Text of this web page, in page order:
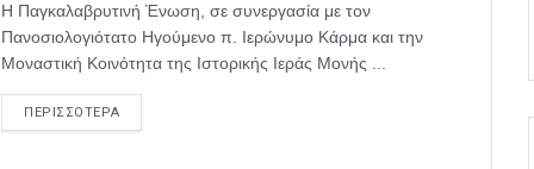
Η Παγκαλαβρυτινή Ένωση, σε συνεργασία με τον
Πανοσιολογιότατο Ηγούμενο π. Ιερώνυμο Κάρμα και την
Μοναστική Κοινότητα της Ιστορικής Ιεράς Μονής ...
ΠΕΡΙΣΣΟΤΕΡΑ